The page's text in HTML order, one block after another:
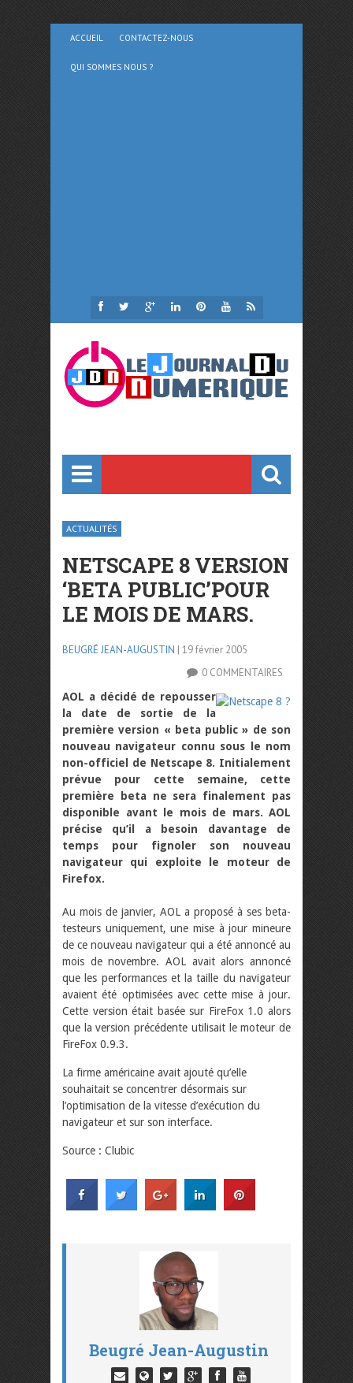
ACCUEIL CONTACTEZ-NOUS
QUI SOMMES NOUS ?
ACTUALITÉS
NETSCAPE 8 VERSION
‘BETA PUBLIC’POUR
LE MOIS DE MARS.
BEUGRÉ JEAN-AUGUSTIN | 19 février 2005
0 COMMENTAIRES
AOL a décidé de repousser
la date de sortie de la
première version « beta public » de son
nouveau navigateur connu sous le nom
non-officiel de Netscape 8. Initialement
prévue pour cette semaine, cette
première beta ne sera finalement pas
disponible avant le mois de mars. AOL
précise qu’il a besoin davantage de
temps pour fignoler son nouveau
navigateur qui exploite le moteur de
Firefox.
Au mois de janvier, AOL a proposé à ses beta-
testeurs uniquement, une mise à jour mineure
de ce nouveau navigateur qui a été annoncé au
mois de novembre. AOL avait alors annoncé
que les performances et la taille du navigateur
avaient été optimisées avec cette mise à jour.
Cette version était basée sur FireFox 1.0 alors
que la version précédente utilisait le moteur de
FireFox 0.9.3.
La firme américaine avait ajouté qu’elle
souhaitait se concentrer désormais sur
l’optimisation de la vitesse d’exécution du
navigateur et sur son interface.
Source : Clubic
Beugré Jean-Augustin